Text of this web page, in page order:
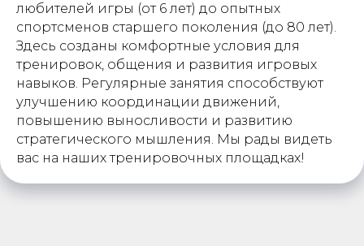
любителей игры (от 6 лет) до опытных
спортсменов старшего поколения (до 80 лет).
Здесь созданы комфортные условия для
тренировок, общения и развития игровых
навыков. Регулярные занятия способствуют
улучшению координации движений,
повышению выносливости и развитию
стратегического мышления. Мы рады видеть
вас на наших тренировочных площадках!